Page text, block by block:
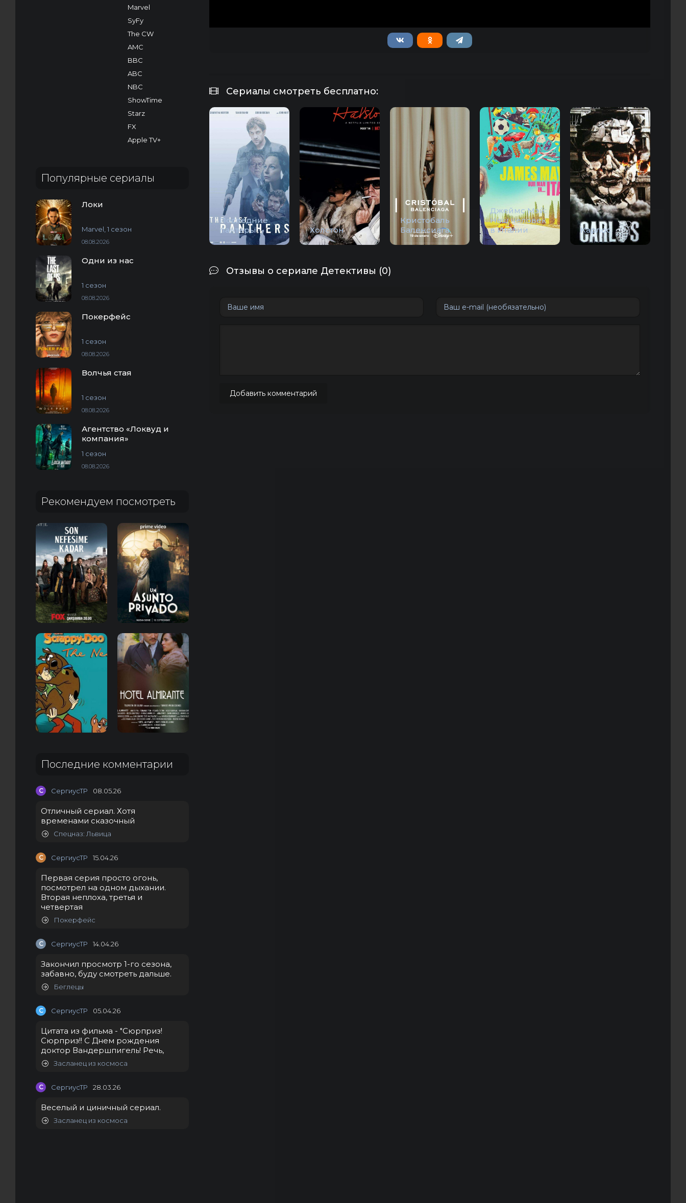
Marvel
SyFy
The CW
AMC
BBC
ABC
NBC
ShowTime
Starz
FX
Apple TV+
Популярные сериалы
Локи
Marvel, 1 сезон
08.08.2026
Одни из нас
1 сезон
08.08.2026
Покерфейс
1 сезон
08.08.2026
Волчья стая
1 сезон
08.08.2026
Агентство «Локвуд и
компания»
1 сезон
08.08.2026
Рекомендуем посмотреть
Последние комментарии
С СергиусТР 08.05.26
Отличный сериал. Хотя
временами сказочный
Спецназ: Львица
С СергиусТР 15.04.26
Первая серия просто огонь,
посмотрел на одном дыхании.
Вторая неплоха, третья и
четвертая
Покерфейс
С СергиусТР 14.04.26
Закончил просмотр 1-го сезона,
забавно, буду смотреть дальше.
Беглецы
С СергиусТР 05.04.26
Цитата из фильма - "Сюрприз!
Сюрприз!! С Днем рождения
доктор Вандершпигель! Речь,
Засланец из космоса
С СергиусТР 28.03.26
Веселый и циничный сериал.
Засланец из космоса
Сериалы смотреть бесплатно:
Последние
пантеры
Холстон
Кристобаль
Баленсиага
Джеймс Мэй:
Наш человек
в Италии
Карлос
Отзывы о сериале Детективы (0)
Добавить комментарий